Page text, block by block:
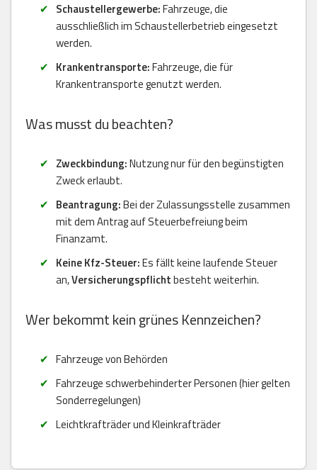
Schaustellergewerbe:Fahrzeuge, die
ausschließlich im Schaustellerbetrieb eingesetzt
werden.
Krankentransporte:Fahrzeuge, die für
Krankentransporte genutzt werden.
Was musst du beachten?
Zweckbindung:Nutzung nur für den begünstigten
Zweck erlaubt.
Beantragung:Bei der Zulassungsstelle zusammen
mit dem Antrag auf Steuerbefreiung beim
Finanzamt.
Keine Kfz-Steuer:Es fällt keine laufende Steuer
an,Versicherungspflichtbesteht weiterhin.
Wer bekommt kein grünes Kennzeichen?
Fahrzeuge von Behörden
Fahrzeuge schwerbehinderter Personen (hier gelten
Sonderregelungen)
Leichtkrafträder und Kleinkrafträder